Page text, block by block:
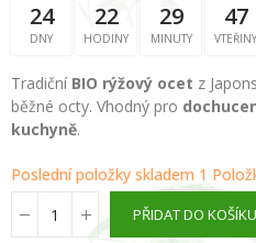
24
DNY
22
HODINY
29
MINUTY
46
VTEŘINY
Tradiční BIO rýžový ocet z
běžné octy. Vhodný pro
kuchyně.
Poslední položky skladem 1
PŘIDAT DO KOŠÍKU